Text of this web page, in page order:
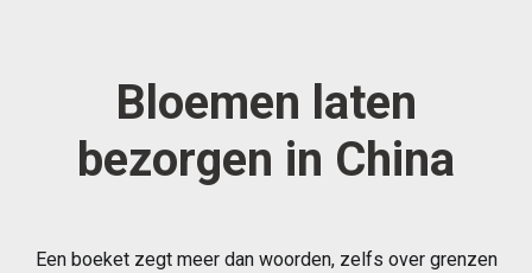
Bloemen laten
bezorgen in China
Een boeket zegt meer dan woorden, zelfs over grenzen